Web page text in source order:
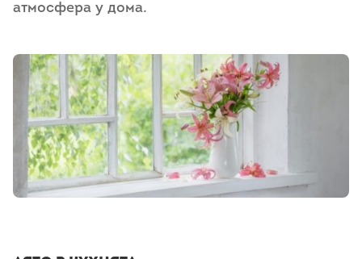
атмосфера у дома.